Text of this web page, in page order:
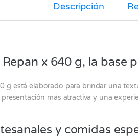
Descripción
x 640 g, la
g está elaborado para brindar una
más atractiva y una
y comidas